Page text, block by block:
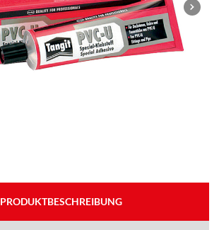
PRODUKTBESCHREIBUNG